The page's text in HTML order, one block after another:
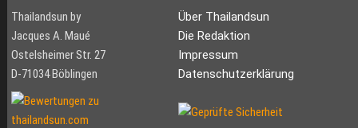
Thailandsun by
Jacques A. Maué
Ostelsheimer Str. 27
D-71034 Böblingen
Über Thailandsun
Die Redaktion
Impressum
Datenschutzerklärung